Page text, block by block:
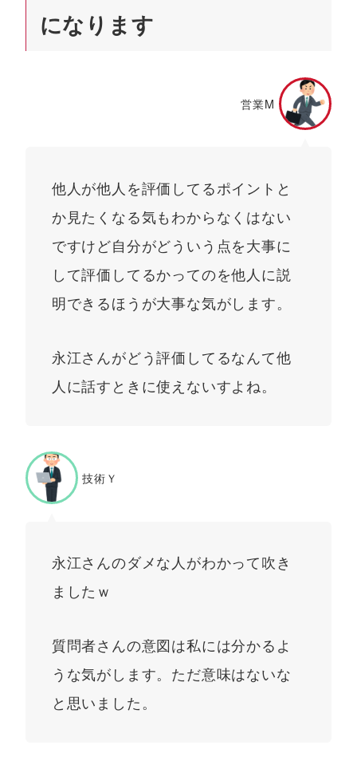
になります
営業M
他人が他人を評価してるポイントと
か見たくなる気もわからなくはない
ですけど自分がどういう点を大事に
して評価してるかってのを他人に説
明できるほうが大事な気がします。
永江さんがどう評価してるなんて他
人に話すときに使えないすよね。
技術Ｙ
永江さんのダメな人がわかって吹き
ましたｗ
質問者さんの意図は私には分かるよ
うな気がします。ただ意味はないな
と思いました。